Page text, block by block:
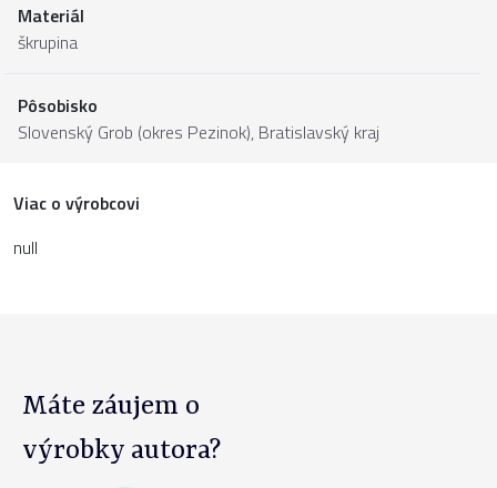
Materiál
škrupina
Pôsobisko
Slovenský Grob (okres Pezinok), Bratislavský kraj
Viac o výrobcovi
null
Máte záujem o
výrobky autora?